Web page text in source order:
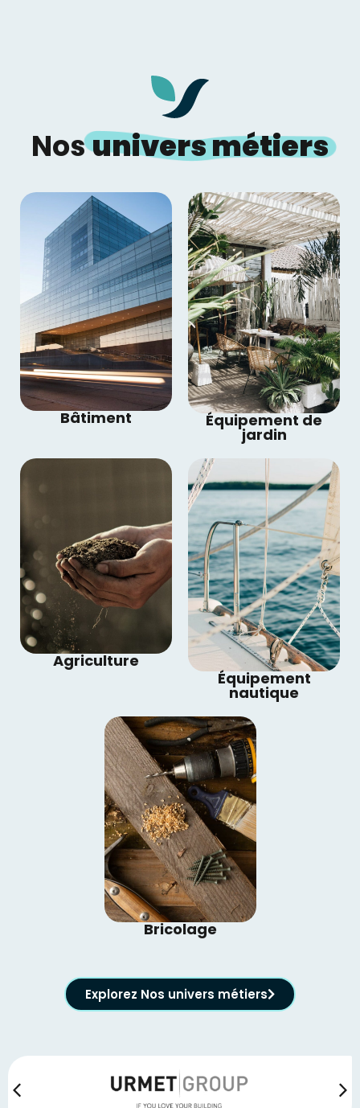
Nosunivers métiers
Bâtiment Équipement de
jardin
Agriculture
Équipement
nautique
Bricolage
Explorez Nos univers métiers